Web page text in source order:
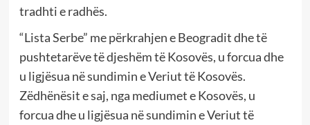
tradhti e radhës.
“Lista Serbe” me përkrahjen e Beogradit dhe të
pushtetarëve të djeshëm të Kosovës, u forcua dhe
u ligjësua në sundimin e Veriut të Kosovës.
Zëdhënësit e saj, nga mediumet e Kosovës, u
forcua dhe u ligjësua në sundimin e Veriut të